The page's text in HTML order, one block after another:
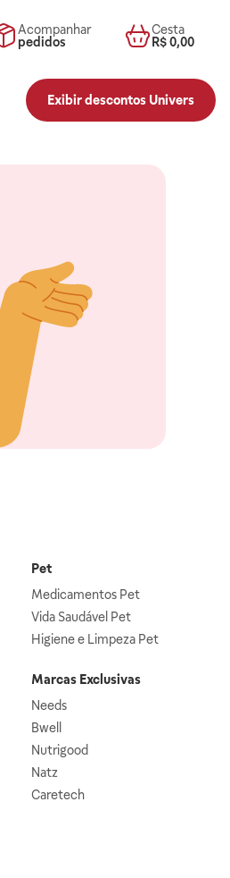
Acompanhar
pedidos
Cesta
R$ 0,00
Exibir descontos Univers
Pet
Medicamentos Pet
Vida Saudável Pet
Higiene e Limpeza Pet
Marcas Exclusivas
Needs
Bwell
Nutrigood
Natz
Caretech